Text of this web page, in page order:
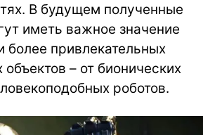
В будущем полученные
иметь важное значение
более привлекательных
– от бионических
роботов.